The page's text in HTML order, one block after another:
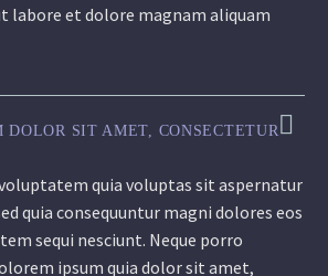
labore et dolore magnam aliquam
DOLOR SIT AMET, CONSECTETUR
quia voluptas sit aspernatur
quia consequuntur magni dolores eos
sequi nesciunt. Neque porro
ipsum quia dolor sit amet,